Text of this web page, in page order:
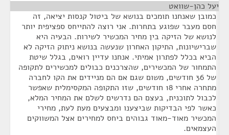
יעל כהן-שוואט
כמובן שאנחנו תומכים בנושא של ביטול קנסות יציאה, זה
חסם מעבר שפוגע בתחרות. אני רוצה להתייחס ספציפית יותר
לנושא של הזיקה בין מחיר המכשיר לשירות. הבעיה היא
שברישיונות, התיקון האחרון שנעשה בנושא ניתוק הזיקה לא
הביא בכלל לפתרון אמיתי. אנחנו עדיין רואים, בגלל שיטת
התמחור של המכשירים, שהצרכנים כבולים למכשירים לתקופה
של 36 חודשים, משום שגם אם הם מניידים את הקו לחברה
מתחרה אחרי 18 חודשים, שזו התקופה המקסימלית שאפשר
לכבול לתוכנית, בעצם הם נדרשים לשלם את המחיר המלא,
כאשר לפי הבדיקות שביצענו ומבצעים מעת לעת, מחירי
המכשיר מאוד-מאוד גבוהים ביחס למחירים אצל המשווקים
העצמאים.